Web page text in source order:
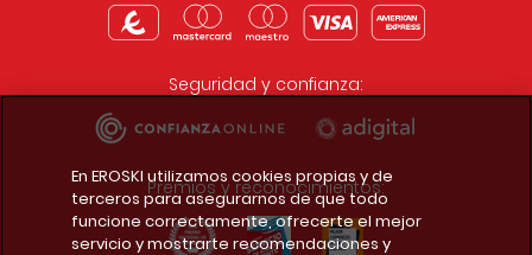
Seguridad y confianza:
Premios y reconocimientos:
En EROSKI utilizamos cookies propias y de
terceros para asegurarnos de que todo
funcione correctamente, ofrecerte el mejor
servicio y mostrarte recomendaciones y